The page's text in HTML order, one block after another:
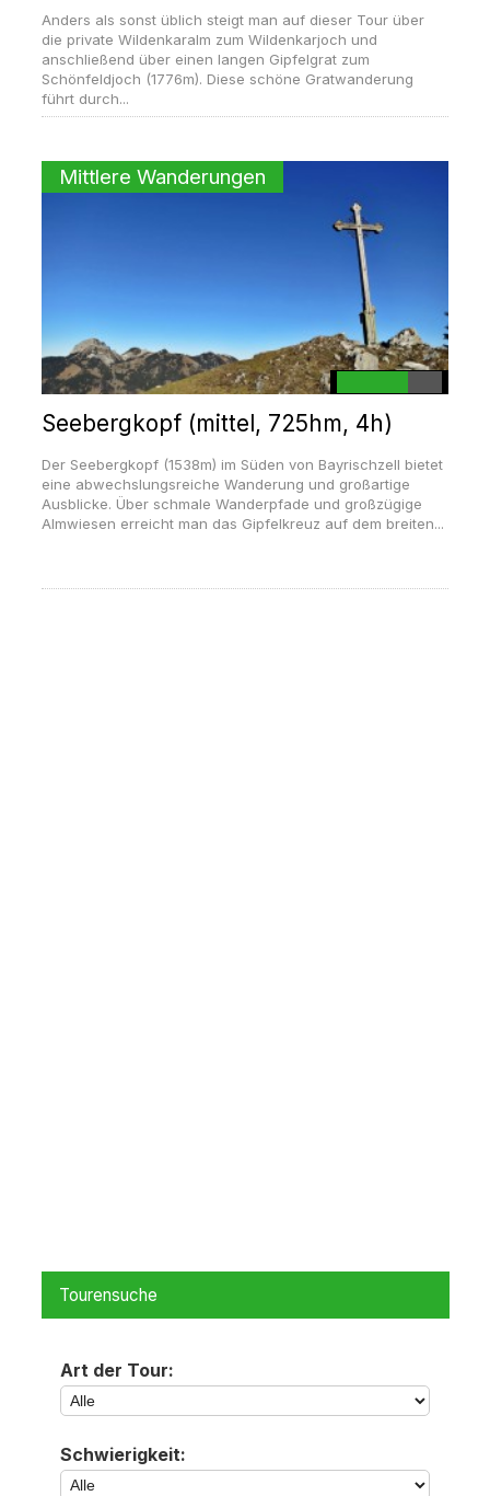
Anders als sonst üblich steigt man auf dieser Tour über
die private Wildenkaralm zum Wildenkarjoch und
anschließend über einen langen Gipfelgrat zum
Schönfeldjoch (1776m). Diese schöne Gratwanderung
führt durch...
Mittlere Wanderungen
Seebergkopf (mittel, 725hm, 4h)
Der Seebergkopf (1538m) im Süden von Bayrischzell bietet
eine abwechslungsreiche Wanderung und großartige
Ausblicke. Über schmale Wanderpfade und großzügige
Almwiesen erreicht man das Gipfelkreuz auf dem breiten...
Tourensuche
Art der Tour:
Schwierigkeit: